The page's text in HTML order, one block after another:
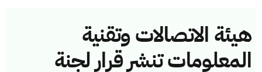
هيئة الاتصالات وتقنية
المعلومات تنشر قرار لجنة